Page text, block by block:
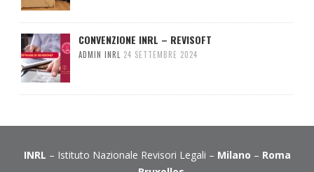
CONVENZIONE INRL – REVISOFT
ADMIN INRL 24 SETTEMBRE 2024
INRL – Istituto Nazionale Revisori Legali – Milano – Roma